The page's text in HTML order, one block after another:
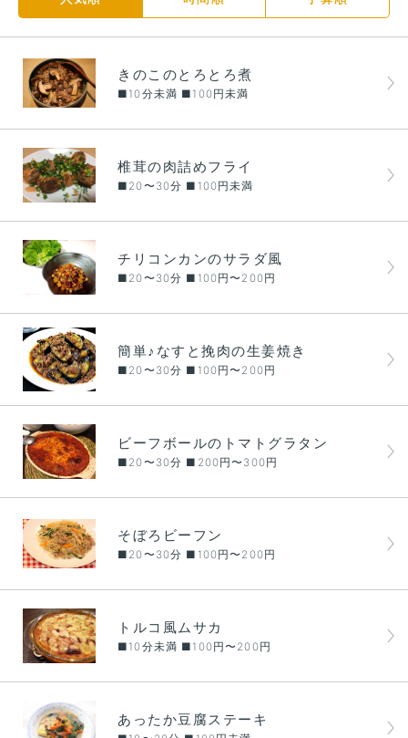
きのこのとろとろ煮
■10分未満 ■100円未満
椎茸の肉詰めフライ
■20〜30分 ■100円未満
チリコンカンのサラダ風
■20〜30分 ■100円〜200円
簡単♪なすと挽肉の生姜焼き
■20〜30分 ■100円〜200円
ビーフボールのトマトグラタン
■20〜30分 ■200円〜300円
そぼろビーフン
■20〜30分 ■100円〜200円
トルコ風ムサカ
■10分未満 ■100円〜200円
あったか豆腐ステーキ